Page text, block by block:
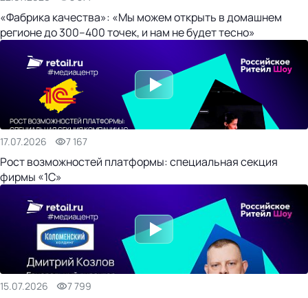
«Фабрика качества»: «Мы можем открыть в домашнем
регионе до 300–400 точек, и нам не будет тесно»
17.07.2026 7 167
Рост возможностей платформы: специальная секция
фирмы «1С»
15.07.2026 7 799